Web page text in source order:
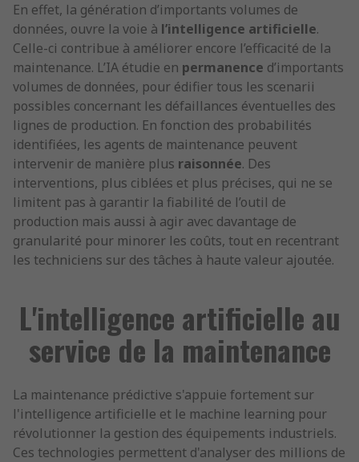
En effet, la génération d’importants volumes de
données, ouvre la voie à l’intelligence artificielle.
Celle-ci contribue à améliorer encore l’efficacité de la
maintenance. L’IA étudie en permanence d’importants
volumes de données, pour édifier tous les scenarii
possibles concernant les défaillances éventuelles des
lignes de production. En fonction des probabilités
identifiées, les agents de maintenance peuvent
intervenir de manière plus raisonnée. Des
interventions, plus ciblées et plus précises, qui ne se
limitent pas à garantir la fiabilité de l’outil de
production mais aussi à agir avec davantage de
granularité pour minorer les coûts, tout en recentrant
les techniciens sur des tâches à haute valeur ajoutée.
L'intelligence artificielle au
service de la maintenance
La maintenance prédictive s'appuie fortement sur
l'intelligence artificielle et le machine learning pour
révolutionner la gestion des équipements industriels.
Ces technologies permettent d'analyser des millions de